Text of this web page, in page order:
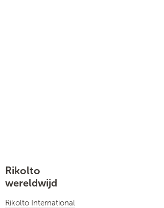
Rikolto
wereldwijd
Rikolto International